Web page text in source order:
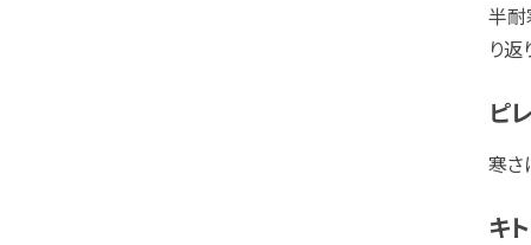
半耐
り返
ピ
寒さ
キ